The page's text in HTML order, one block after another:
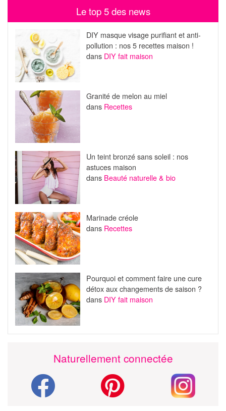
Le top 5 des news
DIY masque visage purifiant et anti-
pollution : nos 5 recettes maison !
dans DIY fait maison
Granité de melon au miel
dans Recettes
Un teint bronzé sans soleil : nos
astuces maison
dans Beauté naturelle & bio
Marinade créole
dans Recettes
Pourquoi et comment faire une cure
détox aux changements de saison ?
dans DIY fait maison
Naturellement connectée